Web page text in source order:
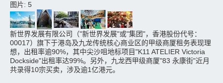
图片: 5
新世界发展有限公司（"新世界发展"或"集团"，香港股份代号：
00017）旗下于港岛及九龙传统核心商业区的甲级商厦租务表现理
想，出租率逾90%，其中尖沙咀地标项目"K11 ATELIER Victoria
Dockside"出租率达99%。另外，九龙西甲级商厦"83 永康街"近月
共录得10宗买卖，涉及逾1亿港元。